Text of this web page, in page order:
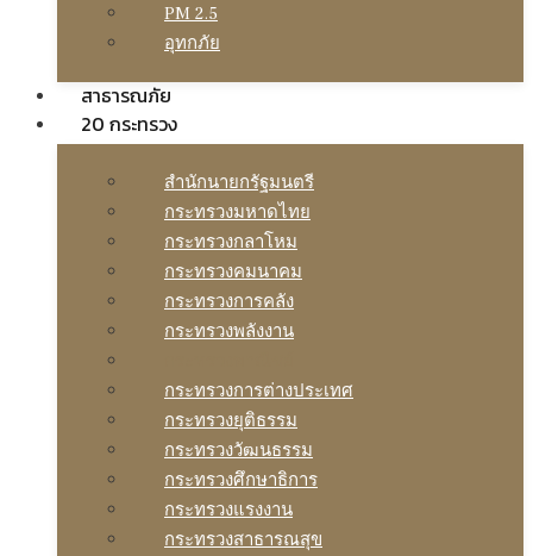
PM 2.5
อุทกภัย
สาธารณภัย
20 กระทรวง
สํานักนายกรัฐมนตรี
กระทรวงมหาดไทย
กระทรวงกลาโหม
กระทรวงคมนาคม
กระทรวงการคลัง
กระทรวงพลังงาน
กระทรวงการต่างประเทศ
กระทรวงยุติธรรม
กระทรวงวัฒนธรรม
กระทรวงศึกษาธิการ
กระทรวงแรงงาน
กระทรวงสาธารณสุข